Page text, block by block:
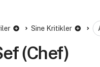
Sine Kritikler
(Chef)